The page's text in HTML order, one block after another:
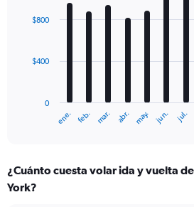
with
The
Range:
12
ene. feb. mar. abr. may. jun. jul.
0
$400
$800
¿Cuánto cuesta volar ida y vuelta
York?